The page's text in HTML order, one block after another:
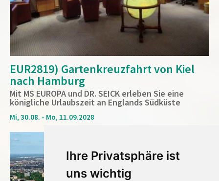
Ihre Privatsphäre ist
uns wichtig
EUR2819) Gartenkreuzfahrt von Kiel
nach Hamburg
Mit MS EUROPA und DR. SEICK erleben Sie eine
königliche Urlaubszeit an Englands Südküste
Mi, 30.08. - Mo, 11.09.2028